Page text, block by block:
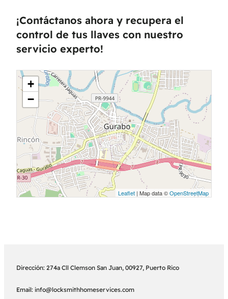
¡Contáctanos ahora y recupera el
control de tus llaves con nuestro
servicio experto!
+
−
Leaflet | Map data ©OpenStreetMap
Dirección: 274a Cll Clemson San Juan, 00927, Puerto Rico
Email: info@locksmithhomeservices.com